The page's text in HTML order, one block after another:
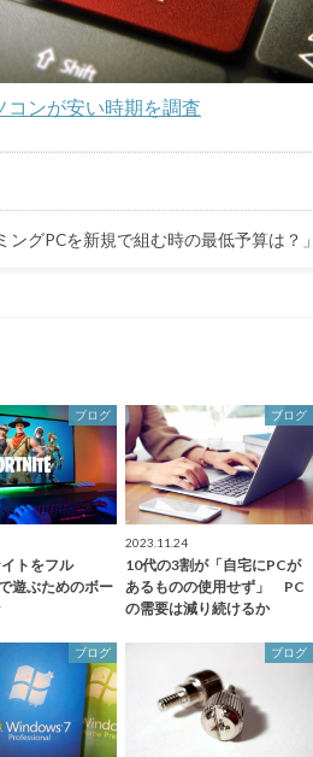
コンが安い時期を調査
ングPCを新規で組む時の最低予算は？」
ブログ
トをフル
遊ぶためのボー
ブログ
2023.11.24
10代の3割が「自宅にPCが
あるものの使用せず」 PC
の需要は減り続けるか
ブログ ブログ